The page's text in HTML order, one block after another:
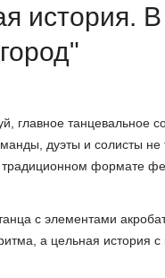
история. В
главное танцевальное
дуэты и солисты не
формате
с элементами
а цельная